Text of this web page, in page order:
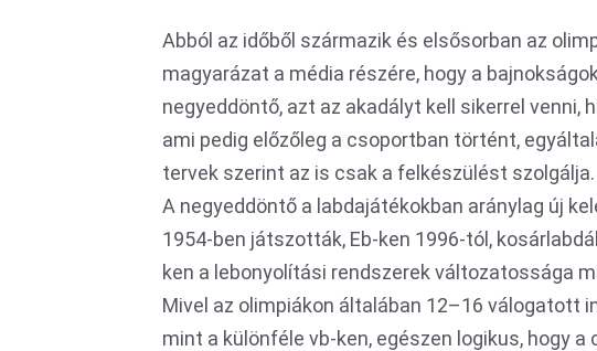
Abból az időből származik és elsősorban az
magyarázat a média részére, hogy a
negyeddöntő, azt az akadályt kell sikerrel venni,
ami pedig előzőleg a csoportban történt,
tervek szerint az is csak a felkészülést szolgálja.
A negyeddöntő a labdajátékokban aránylag új
1954-ben játszották, Eb-ken 1996-tól,
ken a lebonyolítási rendszerek változatossága
Mivel az olimpiákon általában 12–16 válogatott
mint a különféle vb-ken, egészen logikus, hogy